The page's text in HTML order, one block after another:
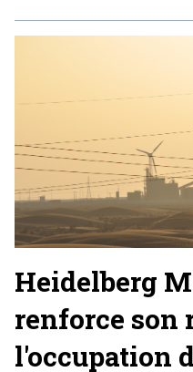
Heidelberg
renforce son
l'occupation